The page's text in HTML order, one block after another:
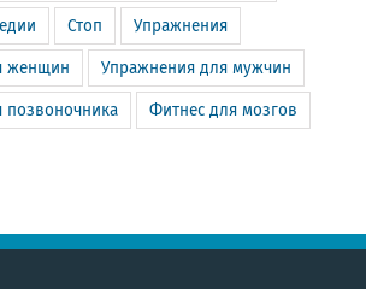
Стоп Упражнения
женщин Упражнения для мужчин
позвоночника Фитнес для мозгов